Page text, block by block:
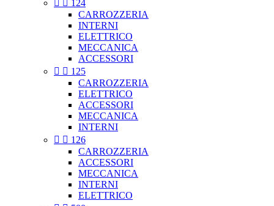
  124
CARROZZERIA
INTERNI
ELETTRICO
MECCANICA
ACCESSORI
  125
CARROZZERIA
ELETTRICO
ACCESSORI
MECCANICA
INTERNI
  126
CARROZZERIA
ACCESSORI
MECCANICA
INTERNI
ELETTRICO